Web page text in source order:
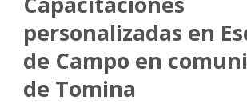
personalizadas en
de Campo en
de Tomina